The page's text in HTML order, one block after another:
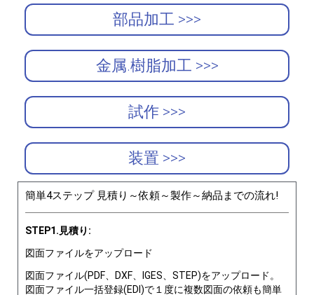
部品加工 >>>
金属.樹脂加工 >>>
試作 >>>
装置 >>>
簡単4ステップ 見積り～依頼～製作～納品までの流れ!
STEP1.見積り:
図面ファイルをアップロード
図面ファイル(PDF、DXF、IGES、STEP)をアップロード。
図面ファイル一括登録(EDI)で１度に複数図面の依頼も簡単